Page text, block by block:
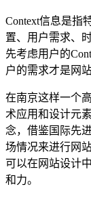
Context信息是指
置、用户需求、
先考虑用户的
户的需求才是网
在南京这样一个
术应用和设计元
念，借鉴国际先
场情况来进行网
可以在网站设计
和力。